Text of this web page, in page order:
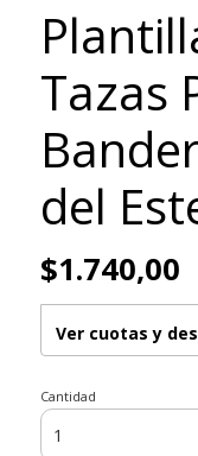
Tazas
del
$1.740,00
Ver cuotas y
Cantidad